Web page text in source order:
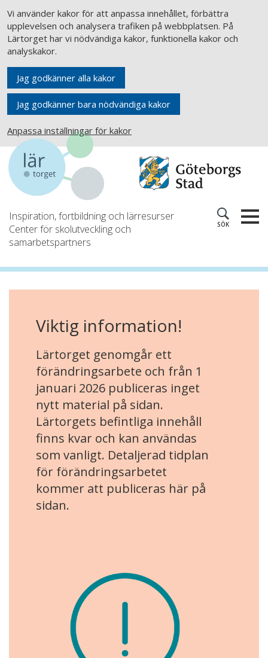
Vi använder kakor för att anpassa innehållet, förbättra
upplevelsen och analysera trafiken på webbplatsen. På
Lärtorget har vi nödvändiga kakor, funktionella kakor och
analyskakor.
Jag godkänner alla kakor
Jag godkänner bara nödvändiga kakor
Anpassa inställningar för kakor
Inspiration, fortbildning och lärresurser
Center för skolutveckling och
samarbetspartners
SÖK
Viktig information!
Lärtorget genomgår ett
förändringsarbete och från 1
januari 2026 publiceras inget
nytt material på sidan.
Lärtorgets befintliga innehåll
finns kvar och kan användas
som vanligt. Detaljerad tidplan
för förändringsarbetet
kommer att publiceras här på
sidan.